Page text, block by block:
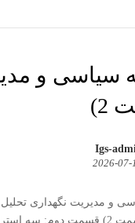
سیاسی و
Igs-
2026-07-
و مدیریت نگهداری تحلیل
یک ...